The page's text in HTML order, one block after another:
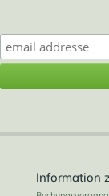
Information